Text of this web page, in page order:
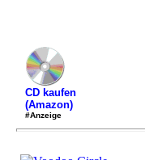
CD kaufen
(Amazon)
#Anzeige